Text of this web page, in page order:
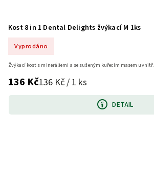
Kost 8 in 1 Dental Delights žvýkací M 1ks
Vyprodáno
136 Kč136 Kč / 1 ks
DETAIL
Žvýkací kost s mineráliemi a se sušeným kuřecím masem uvnitř.